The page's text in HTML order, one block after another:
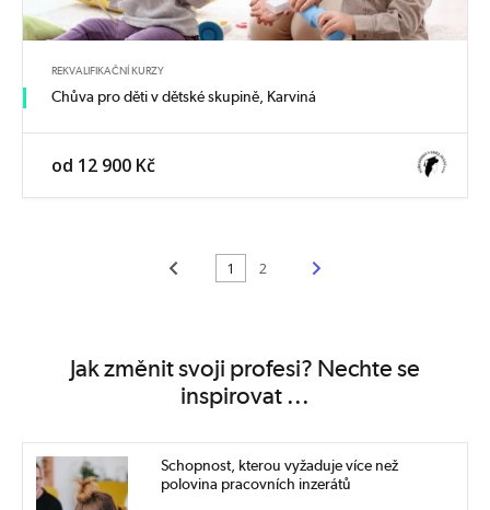
REKVALIFIKAČNÍ KURZY
Chůva pro děti v dětské skupině, Karviná
od 12 900 Kč
1 2
Jak změnit svoji profesi? Nechte se
inspirovat ...
Schopnost, kterou vyžaduje více než
polovina pracovních inzerátů